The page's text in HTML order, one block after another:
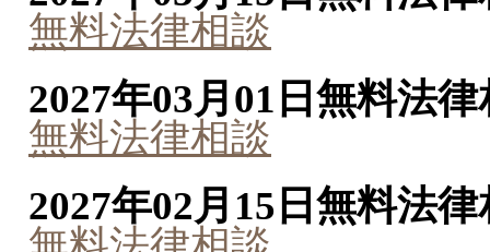
無料法律相談
2027年03月01日 無料法律
無料法律相談
2027年02月15日 無料法律